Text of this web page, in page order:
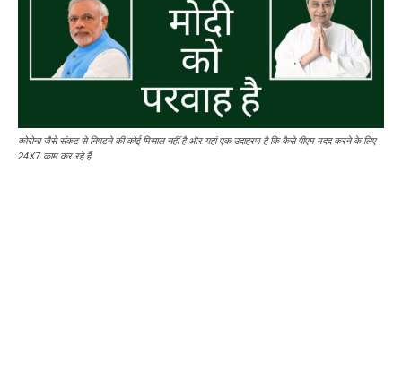
कोरोना जैसे संकट से निपटने की कोई मिसाल नहीं है और यहां एक उदाहरण है कि कैसे पीएम मदद करने के लिए
24X7 काम कर रहे हैं